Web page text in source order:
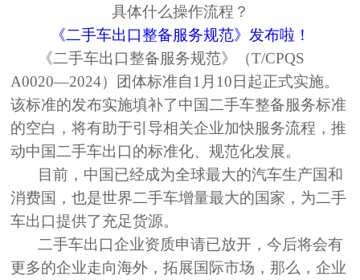
具体什么操作流程？
《二手车出口整备服务规范》发布啦！
《二手车出口整备服务规范》（T/CPQS
A0020—2024）团体标准自1月10日起正式实施。
该标准的发布实施填补了中国二手车整备服务标准
的空白，将有助于引导相关企业加快服务流程，推
动中国二手车出口的标准化、规范化发展。
目前，中国已经成为全球最大的汽车生产国和
消费国，也是世界二手车增量最大的国家，为二手
车出口提供了充足货源。
二手车出口企业资质申请已放开，今后将会有
更多的企业走向海外，拓展国际市场，那么，企业